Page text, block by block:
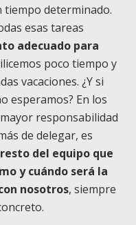
determinado.
esas tareas
adecuado para
poco tiempo y
vacaciones. ¿Y si
esperamos? En los
responsabilidad
de delegar, es
del equipo que
y cuándo será la
nosotros, siempre